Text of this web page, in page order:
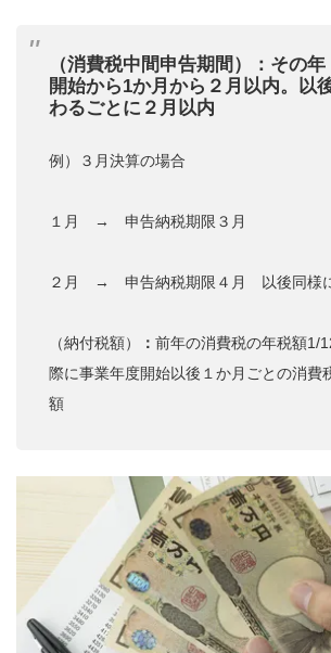
（消費税中間申告期間） ： その年
開始から1か月から２月以内。以
わるごとに２月以内
例）３月決算の場合
１月 → 申告納税期限３月
２月 → 申告納税期限４月 以後同様
（納付税額） ： 前年の消費税の年税額1/
際に事業年度開始以後１か月ごとの消費
額